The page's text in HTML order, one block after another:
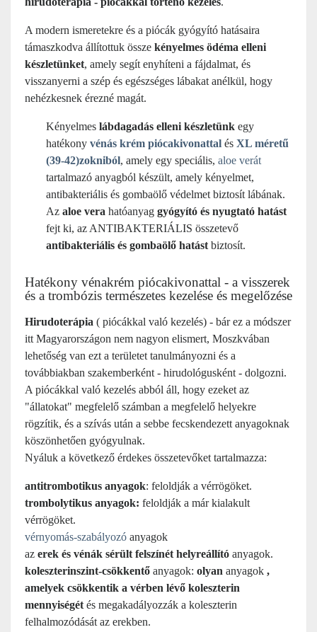
A modern ismeretekre és a piócák gyógyító hatásaira
támaszkodva állítottuk össze kényelmes ödéma elleni
készletünket, amely segít enyhíteni a fájdalmat, és
visszanyerni a szép és egészséges lábakat anélkül, hogy
nehézkesnek érezné magát.
Kényelmes lábdagadás elleni készletünk egy
hatékony vénás krém piócakivonattal és XL méretű
(39-42)zokniból, amely egy speciális, aloe verát
tartalmazó anyagból készült, amely kényelmet,
antibakteriális és gombaölő védelmet biztosít lábának.
Az aloe vera hatóanyag gyógyító és nyugtató hatást
fejt ki, az ANTIBAKTERIÁLIS összetevő
antibakteriális és gombaölő hatást biztosít.
Hatékony vénakrém piócakivonattal - a visszerek
és a trombózis természetes kezelése és megelőzése
Hirudoterápia ( piócákkal való kezelés) - bár ez a módszer
itt Magyarországon nem nagyon elismert, Moszkvában
lehetőség van ezt a területet tanulmányozni és a
továbbiakban szakemberként - hirudológusként - dolgozni.
A piócákkal való kezelés abból áll, hogy ezeket az
"állatokat" megfelelő számban a megfelelő helyekre
rögzítik, és a szívás után a sebbe fecskendezett anyagoknak
köszönhetően gyógyulnak.
Nyáluk a következő érdekes összetevőket tartalmazza:
antitrombotikus anyagok: feloldják a vérrögöket.
trombolytikus anyagok: feloldják a már kialakult
vérrögöket.
vérnyomás-szabályozó anyagok
az erek és vénák sérült felszínét helyreállító anyagok.
koleszterinszint-csökkentő anyagok: olyan anyagok ,
amelyek csökkentik a vérben lévő koleszterin
mennyiségét és megakadályozzák a koleszterin
felhalmozódását az erekben.